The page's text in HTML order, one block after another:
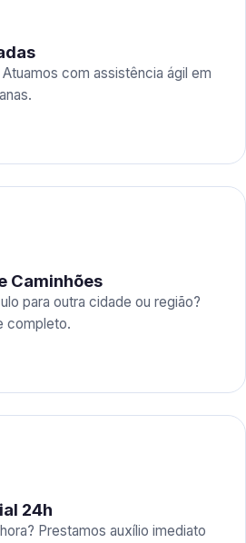
com assistência ágil em
Caminhões
para outra cidade ou região?
completo.
24h
Prestamos auxílio imediato